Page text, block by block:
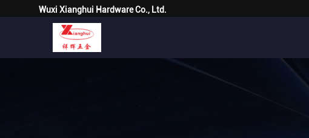
Wuxi Xianghui Hardware Co., Ltd.